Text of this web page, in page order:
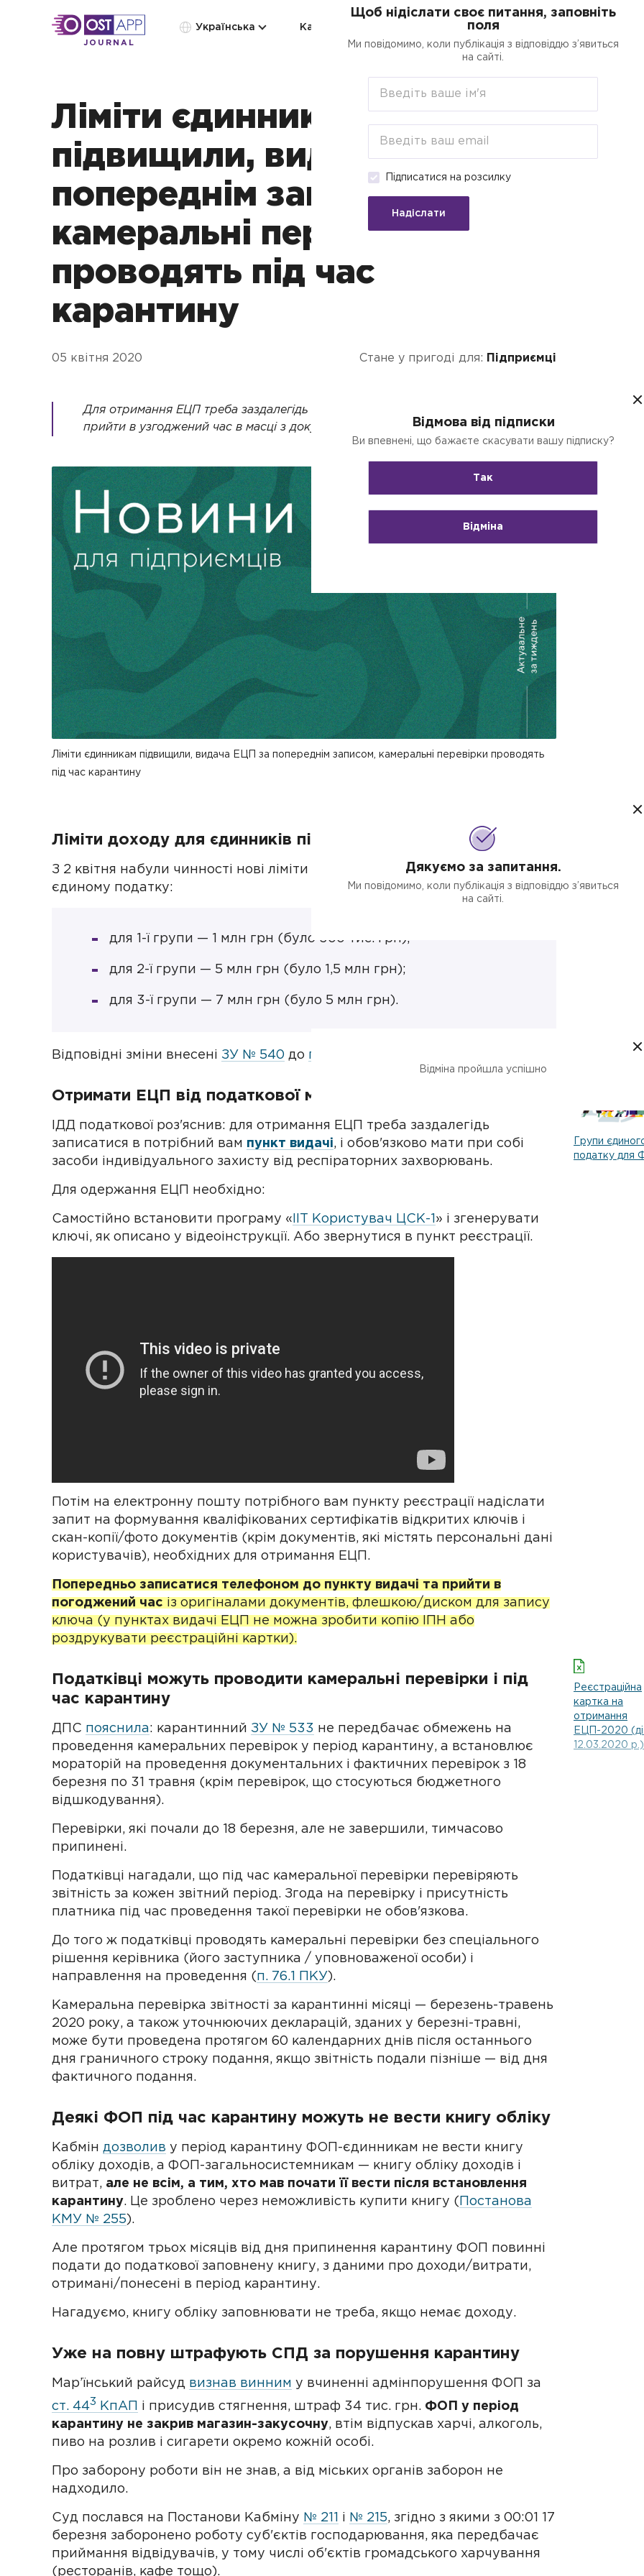
JOURNAL
Українська Категорії
Ліміти єдинникам
підвищили, видача ЕЦП за
попереднім записом,
камеральні перевірки
проводять під час
карантину
05 квітня 2020 Стане у пригоді для: Підприємці
Для отримання ЕЦП треба заздалегідь записатися в потрібний вам пункт видачі,
прийти в узгоджений час в масці з документами та флешкою.
Ліміти єдинникам підвищили, видача ЕЦП за попереднім записом, камеральні перевірки проводять
під час карантину
Ліміти доходу для єдинників підвищили
З 2 квітня набули чинності нові ліміти річного доходу для підприємців на
єдиному податку:
для 1-ї групи — 1 млн грн (було 300 тис. грн);
для 2-ї групи — 5 млн грн (було 1,5 млн грн);
для 3-ї групи — 7 млн грн (було 5 млн грн).
Відповідні зміни внесені ЗУ № 540 до п. 291.4 ПКУ
Групи
податку для
Отримати ЕЦП від податкової можна за попереднім записом
ІДД податкової роз'яснив: для отримання ЕЦП треба заздалегідь
записатися в потрібний вам пункт видачі, і обов'язково мати при собі
засоби індивідуального захисту від респіраторних захворювань.
Для одержання ЕЦП необхідно:
Самостійно встановити програму « ІІТ Користувач ЦСК-1 » і згенерувати
ключі, як описано у відеоінструкції. Або звернутися в пункт реєстрації.
Потім на електронну пошту потрібного вам пункту реєстрації надіслати
запит на формування кваліфікованих сертифікатів відкритих ключів і
скан-копії/фото документів (крім документів, які містять персональні дані
користувачів), необхідних для отримання ЕЦП.
Попередньо записатися телефоном до пункту видачі та прийти в
погоджений час із оригіналами документів, флешкою/диском для запису
ключа (у пунктах видачі ЕЦП не можна зробити копію ІПН або
роздрукувати реєстраційні картки).
Реєстраційна
картка на
отримання
ЕЦП-2020
12.03.2020 р.)
Податківці можуть проводити камеральні перевірки і під
час карантину
ДПС пояснила: карантинний ЗУ № 533 не передбачає обмежень на
проведення камеральних перевірок у період карантину, а встановлює
мораторій на проведення документальних і фактичних перевірок з 18
березня по 31 травня (крім перевірок, що стосуються бюджетного
відшкодування).
Перевірки, які почали до 18 березня, але не завершили, тимчасово
припинені.
Податківці нагадали, що під час камеральної перевірки перевіряють
звітність за кожен звітний період. Згода на перевірку і присутність
платника під час проведення такої перевірки не обов'язкова.
До того ж податківці проводять камеральні перевірки без спеціального
рішення керівника (його заступника / уповноваженої особи) і
направлення на проведення ( п. 76.1 ПКУ).
Камеральна перевірка звітності за карантинні місяці — березень-травень
2020 року, а також уточнюючих декларацій, зданих у березні-травні,
може бути проведена протягом 60 календарних днів після останнього
дня граничного строку подання, якщо звітність подали пізніше — від дня
фактичного подання.
Деякі ФОП під час карантину можуть не вести книгу обліку
Кабмін дозволив у період карантину ФОП-єдинникам не вести книгу
обліку доходів, а ФОП-загальносистемникам — книгу обліку доходів і
витрат, але не всім, а тим, хто мав почати її вести після встановлення
карантину. Це зроблено через неможливість купити книгу (
Постанова
КМУ № 255).
Але протягом трьох місяців від дня припинення карантину ФОП повинні
подати до податкової заповнену книгу, з даними про доходи/витрати,
отримані/понесені в період карантину.
Нагадуємо, книгу обліку заповнювати не треба, якщо немає доходу.
Уже на повну штрафують СПД за порушення карантину
Мар’їнський райсуд визнав винним у вчиненні адмінпорушення ФОП за
ст. 443 КпАП і присудив стягнення, штраф 34 тис. грн. ФОП у період
карантину не закрив магазин-закусочну, втім відпускав харчі, алкоголь,
пиво на розлив і сигарети окремо кожній особі.
Про заборону роботи він не знав, а від міських органів заборон не
надходило.
Суд послався на Постанови Кабміну № 211 і № 215, згідно з якими з 00:01 17
березня заборонено роботу суб'єктів господарювання, яка передбачає
приймання відвідувачів, у тому числі об'єктів громадського харчування
(ресторанів, кафе тощо).
Щоб нідіслати своє питання, заповніть
поля
Ми повідомимо, коли публікація з відповіддю з’явиться
на сайті.
Підписатися на розсилку
Надіслати
Дякуємо за запитання.
Ми повідомимо, коли публікація з відповіддю з’явиться
на сайті.
Відмова від підписки
Ви впевнені, що бажаєте скасувати вашу підписку?
Так
Відміна
Відміна пройшла успішно